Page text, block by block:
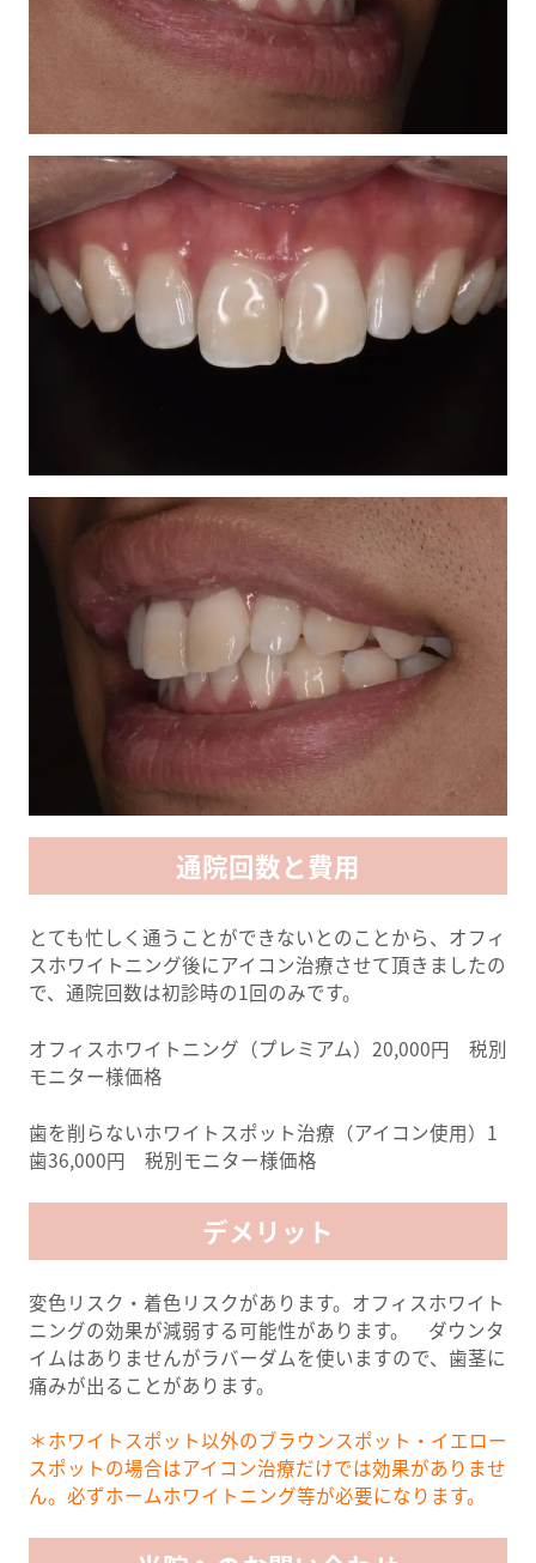
通院回数と費用
とても忙しく通うことができないとのことから、オフィ
スホワイトニング後にアイコン治療させて頂きましたの
で、通院回数は初診時の1回のみです。
オフィスホワイトニング（プレミアム）20,000円 税別
モニター様価格
歯を削らないホワイトスポット治療（アイコン使用）1
歯36,000円 税別モニター様価格
デメリット
変色リスク・着色リスクがあります。オフィスホワイト
ニングの効果が減弱する可能性があります。 ダウンタ
イムはありませんがラバーダムを使いますので、歯茎に
痛みが出ることがあります。
＊ホワイトスポット以外のブラウンスポット・イエロー
スポットの場合はアイコン治療だけでは効果がありませ
ん。必ずホームホワイトニング等が必要になります。